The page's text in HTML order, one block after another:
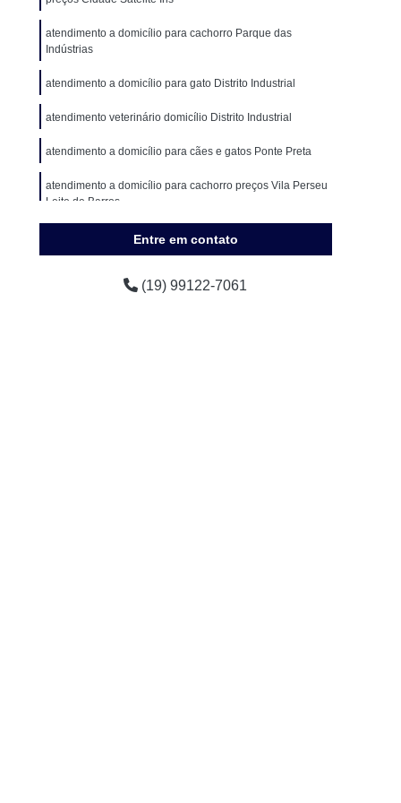
Clínica Veterinária de Cães e Gatos
Popular
Clínica Veterinária Próxima
São Paulo
Campinas
Consulta Veterinária para Cachorro
Consulta Veterinária para Gato
Consulta Veterinária São Paulo
Exames Laboratoriais para Animal
para Pet
Campinas
Veterinários
para Cachorro
Cachorro
de Cães
para Cães
atendimento a domicílio para cachorro Parque das
Indústrias
atendimento a domicílio para gato Distrito Industrial
atendimento veterinário domicílio Distrito Industrial
atendimento a domicílio para cães e gatos Ponte Preta
atendimento a domicílio para cachorro preços Vila Perseu
Leite de Barros
onde tem atendimento a domicílio para animais de
Entre em contato
(19) 99122-7061